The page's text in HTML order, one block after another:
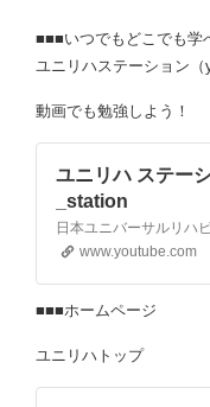
channel/
kJvtcNQ オンラ
ージトップ
nline/ メデュケー
一覧 https://
■■■いつでもどこでも学
ユニリハステーション（
動画でも勉強しよう！
ユニリハ ステー
_station
www.youtube.com
■■■ホームページ
ユニリハトップ